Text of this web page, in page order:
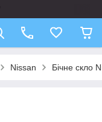
Nissan Бічне скло